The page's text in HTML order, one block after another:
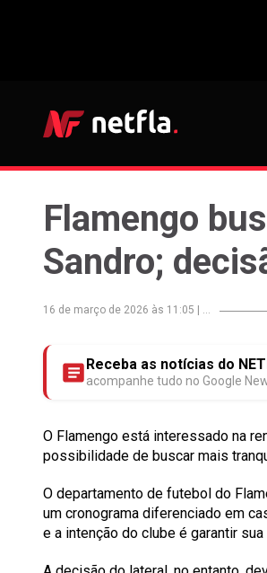
Flamengo
Sandro;
16 de março de 2026 às 11:05 ...
Receba as notícias do
acompanhe tudo no Google
O Flamengo está interessado na
possibilidade de buscar mais
O departamento de futebol do
um cronograma diferenciado em
e a intenção do clube é garantir